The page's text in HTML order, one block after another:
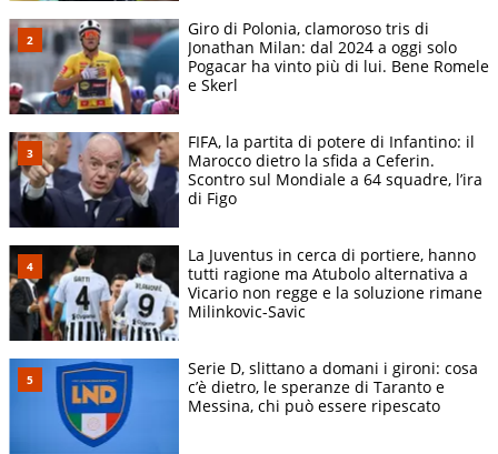
Giro di Polonia, clamoroso tris di
Jonathan Milan: dal 2024 a oggi solo
Pogacar ha vinto più di lui. Bene Romele
e Skerl
FIFA, la partita di potere di Infantino: il
Marocco dietro la sfida a Ceferin.
Scontro sul Mondiale a 64 squadre, l’ira
di Figo
La Juventus in cerca di portiere, hanno
tutti ragione ma Atubolo alternativa a
Vicario non regge e la soluzione rimane
Milinkovic-Savic
Serie D, slittano a domani i gironi: cosa
c’è dietro, le speranze di Taranto e
Messina, chi può essere ripescato